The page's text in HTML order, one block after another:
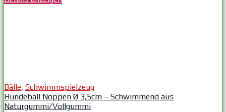
Bälle, Schwimmspielzeug
Hundeball Noppen Ø 3,5cm – Schwimmend aus
Naturgummi/Vollgummi